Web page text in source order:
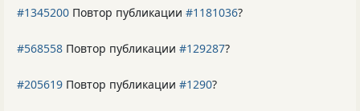
#1345200 Повтор публикации #1181036?
#568558 Повтор публикации #129287?
#205619 Повтор публикации #1290?